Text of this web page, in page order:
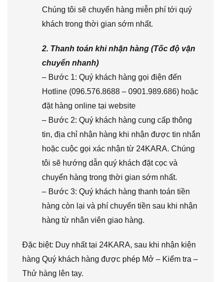
Chúng tôi sẽ chuyển hàng miễn phí tới quý
khách trong thời gian sớm nhất.
2. Thanh toán khi nhận hàng (Tốc độ vận
chuyển nhanh)
– Bước 1: Quý khách hàng gọi điện đến
Hotline (096.576.8688 – 0901.989.686) hoặc
đặt hàng online tại website
– Bước 2: Quý khách hàng cung cấp thông
tin, địa chỉ nhận hàng khi nhận được tin nhắn
hoặc cuộc gọi xác nhận từ 24KARA. Chúng
tôi sẽ hướng dẫn quý khách đặt cọc và
chuyển hàng trong thời gian sớm nhất.
– Bước 3: Quý khách hàng thanh toán tiền
hàng còn lại và phí chuyển tiền sau khi nhận
hàng từ nhân viên giao hàng.
Đặc biệt: Duy nhất tại 24KARA, sau khi nhận kiện
hàng Quý khách hàng được phép Mở – Kiểm tra –
Thử hàng lên tay.